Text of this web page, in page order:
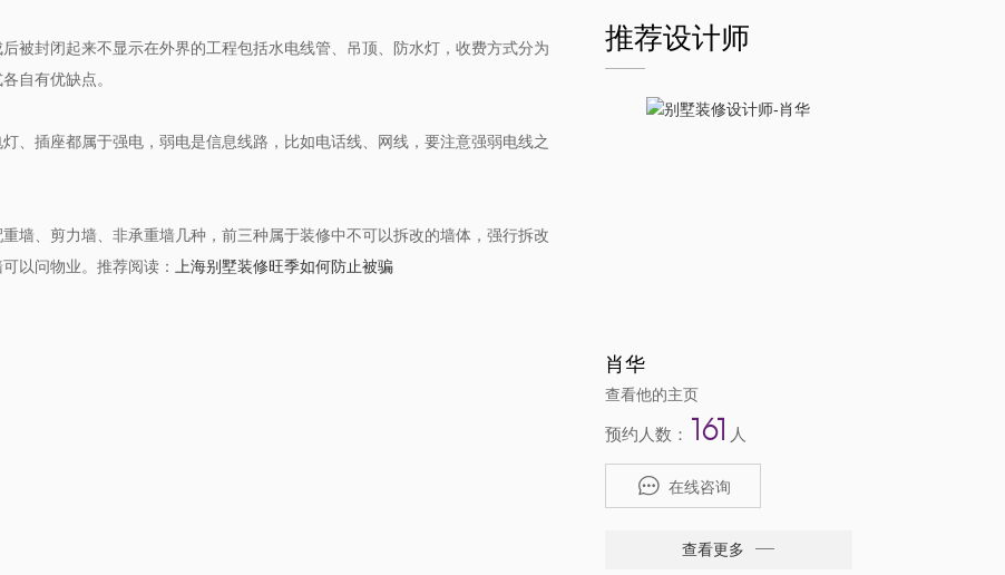
后被封闭起来不显示在外界的工程包括水电线管、吊顶、防水灯，收费方式分为
自有优缺点。
灯、插座都属于强电，弱电是信息线路，比如电话线、网线，要注意强弱电线之
墙、剪力墙、非承重墙几种，前三种属于装修中不可以拆改的墙体，强行拆改
以问物业。推荐阅读：
上海别墅装修旺季如何防止被骗
推荐设计师
肖华
查看他的主页
预约人数： 161 人
在线咨询
查看更多